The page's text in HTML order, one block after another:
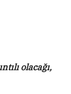
olacağı,